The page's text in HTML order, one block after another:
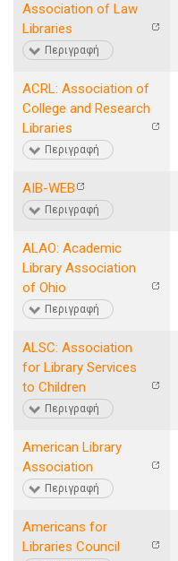
Association of Law
Libraries
Περιγραφή
ACRL: Association of
College and Research
Libraries
Περιγραφή
AIB-WEB
Περιγραφή
ALAO: Academic
Library Association
of Ohio
Περιγραφή
ALSC: Association
for Library Services
to Children
Περιγραφή
American Library
Association
Περιγραφή
Americans for
Libraries Council